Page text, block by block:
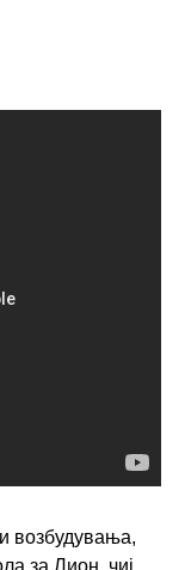
возбудувања,
за Лион, чиј